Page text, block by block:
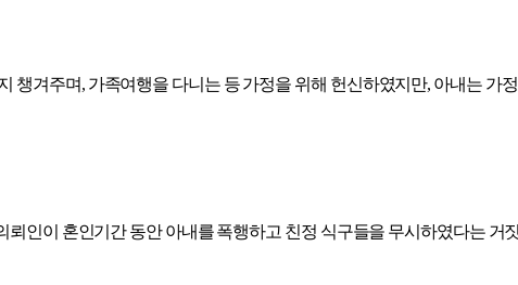
챙겨주며, 가족여행을 다니는 등 가정을 위해 헌신하였지만, 아내는 가
뢰인이 혼인기간 동안 아내를 폭행하고 친정 식구들을 무시하였다는